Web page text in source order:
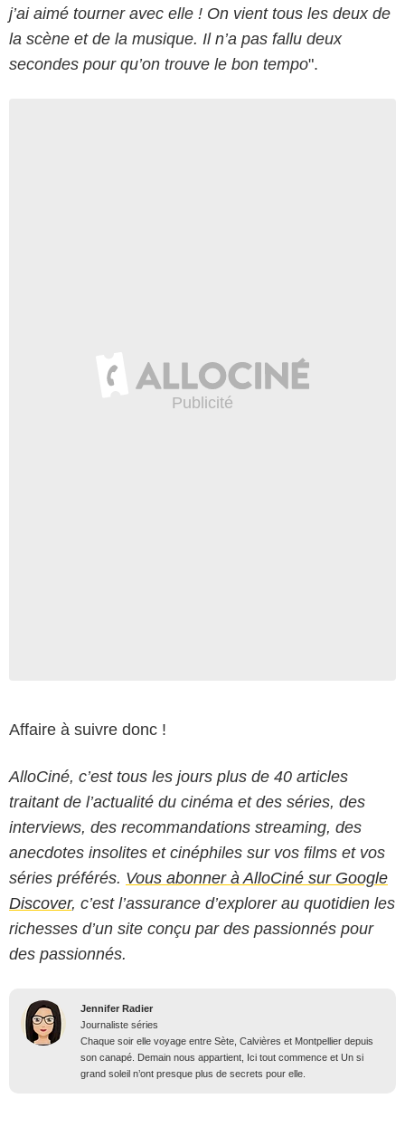
j’ai aimé tourner avec elle ! On vient tous les deux de
la scène et de la musique. Il n’a pas fallu deux
secondes pour qu’on trouve le bon tempo".
Affaire à suivre donc !
AlloCiné, c’est tous les jours plus de 40 articles
traitant de l’actualité du cinéma et des séries, des
interviews, des recommandations streaming, des
anecdotes insolites et cinéphiles sur vos films et vos
séries préférés. Vous abonner à AlloCiné sur Google
Discover, c’est l’assurance d’explorer au quotidien les
richesses d’un site conçu par des passionnés pour
des passionnés.
Jennifer Radier
Journaliste séries
Chaque soir elle voyage entre Sète, Calvières et Montpellier depuis
son canapé. Demain nous appartient, Ici tout commence et Un si
grand soleil n’ont presque plus de secrets pour elle.